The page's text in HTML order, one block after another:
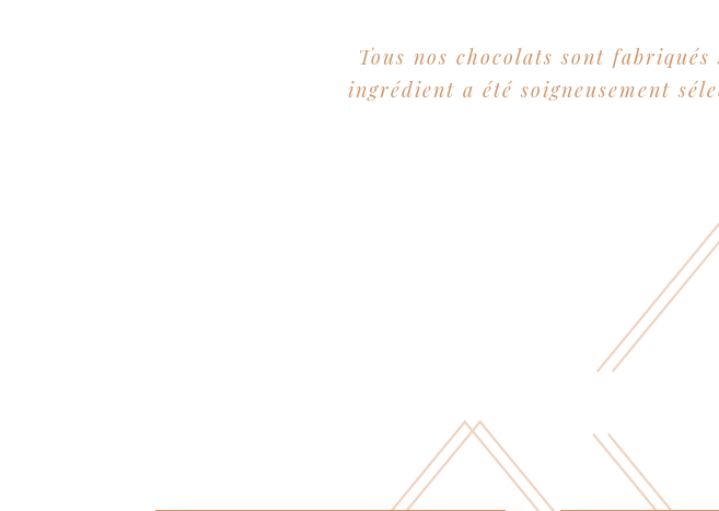
Tous nos chocolats sont
ingrédient a été soigneusement